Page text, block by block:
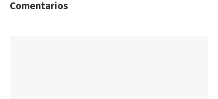
Comentarios